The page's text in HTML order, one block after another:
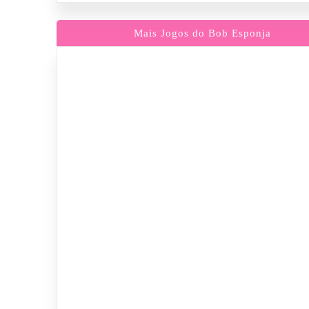
Mais Jogos do Bob Esponja